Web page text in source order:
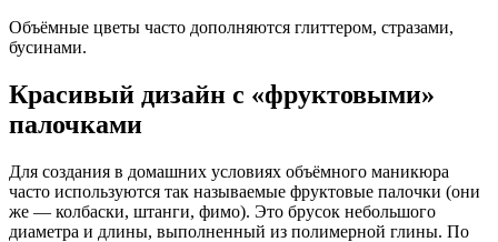
Объёмные цветы часто дополняются глиттером, стразами,
бусинами.
Красивый дизайн с «фруктовыми»
палочками
Для создания в домашних условиях объёмного маникюра
часто используются так называемые фруктовые палочки (они
же — колбаски, штанги, фимо). Это брусок небольшого
диаметра и длины, выполненный из полимерной глины. По